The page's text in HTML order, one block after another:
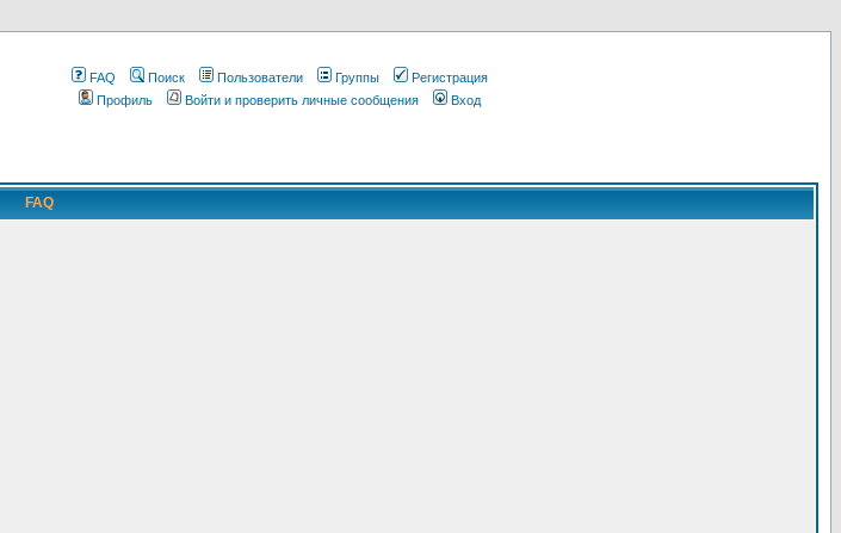
FAQ Поиск Пользователи Группы
Регистрация
Профиль
Войти и проверить личные сообщения Вход
FAQ